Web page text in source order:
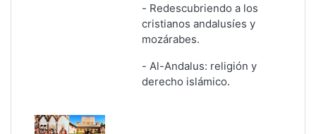
- Redescubriendo a los
cristianos andalusíes y
mozárabes.
- Al-Andalus: religión y
derecho islámico.